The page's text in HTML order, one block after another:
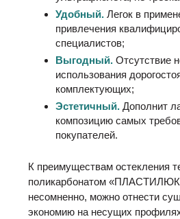
Удобный. Легок в
привлечения
специалистов;
Выгодный. Отсутствие
использования
комплектующих;
Эстетичный. Дополнит
композицию самых
покупателей.
К преимуществам остекления
поликарбонатом
несомненно, можно отнести
экономию на несущих